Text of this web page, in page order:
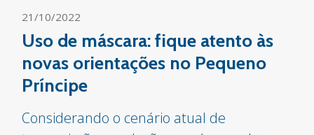
21/10/2022
Uso de máscara: fique atento às
novas orientações no Pequeno
Príncipe
Considerando o cenário atual de